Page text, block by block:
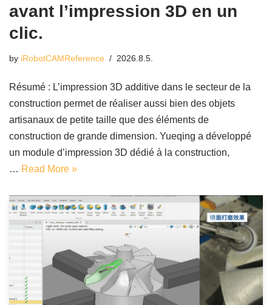
avant l’impression 3D en un
clic.
by iRobotCAMReference 2026.8.5.
Résumé : L’impression 3D additive dans le secteur de la
construction permet de réaliser aussi bien des objets
artisanaux de petite taille que des éléments de
construction de grande dimension. Yueqing a développé
un module d’impression 3D dédié à la construction,
… Read More »